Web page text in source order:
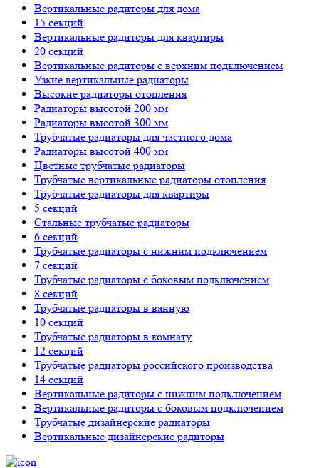
Вертикальные радиторы для дома
15 секций
Вертикальные радиторы для квартиры
20 секций
Вертикальные радиторы с верхним подключением
Узкие вертикальные радиаторы
Высокие радиаторы отопления
Радиаторы высотой 200 мм
Радиаторы высотой 300 мм
Трубчатые радиаторы для частного дома
Радиаторы высотой 400 мм
Цветные трубчатые радиаторы
Трубчатые вертикальные радиаторы отопления
Трубчатые радиаторы для квартиры
5 секций
Стальные трубчатые радиаторы
6 секций
Трубчатые радиаторы с нижним подключением
7 секций
Трубчатые радиаторы с боковым подключением
8 секций
Трубчатые радиаторы в ванную
10 секций
Трубчатые радиаторы в комнату
12 секций
Трубчатые радиаторы российского производства
14 секций
Вертикальные радиторы с нижним подключением
Вертикальные радиторы с боковым подключением
Трубчатые дизайнерские радиаторы
Вертикальные дизайнерские радиторы